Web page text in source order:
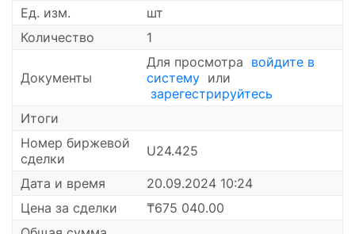
Ед. изм.
шт
Количество
1
Документы
Для просмотра войдите в
систему или
зарегестрируйтесь
Итоги
Номер биржевой
сделки
U24.425
Дата и время
20.09.2024 10:24
Цена за сделки
₸675 040.00